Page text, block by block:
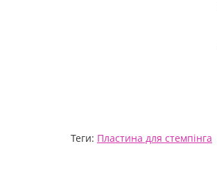
Теги: Пластина для стемпінга